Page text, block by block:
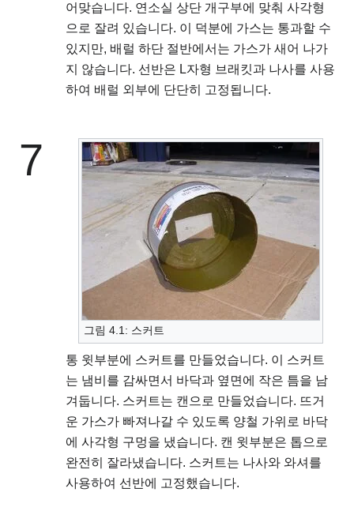
어맞습니다. 연소실 상단 개구부에 맞춰 사각형
으로 잘려 있습니다. 이 덕분에 가스는 통과할 수
있지만, 배럴 하단 절반에서는 가스가 새어 나가
지 않습니다. 선반은 L자형 브래킷과 나사를 사용
하여 배럴 외부에 단단히 고정됩니다.
7
그림 4.1: 스커트
통 윗부분에 스커트를 만들었습니다. 이 스커트
는 냄비를 감싸면서 바닥과 옆면에 작은 틈을 남
겨둡니다. 스커트는 캔으로 만들었습니다. 뜨거
운 가스가 빠져나갈 수 있도록 양철 가위로 바닥
에 사각형 구멍을 냈습니다. 캔 윗부분은 톱으로
완전히 잘라냈습니다. 스커트는 나사와 와셔를
사용하여 선반에 고정했습니다.